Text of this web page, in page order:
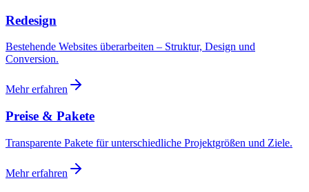
Redesign
Bestehende Websites überarbeiten – Struktur, Design und
Conversion.
Mehr erfahren
Preise & Pakete
Transparente Pakete für unterschiedliche Projektgrößen und Ziele.
Mehr erfahren